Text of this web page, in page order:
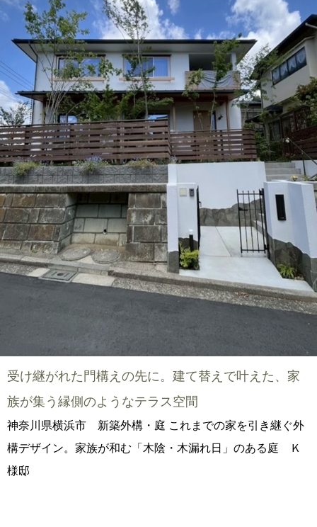
受け継がれた門構えの先に。建て替えで叶えた、家
族が集う縁側のようなテラス空間
神奈川県横浜市 新築外構・庭 これまでの家を引き継ぐ外
構デザイン。家族が和む「木陰・木漏れ日」のある庭 Ｋ
様邸